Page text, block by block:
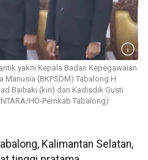
yakni Kepala Badan Kepegawaian
Manusia (BKPSDM) Tabalong H
Baihaki (kiri) dan Kadisdik Gusti
HO-Pemkab Tabalong)
Kalimantan Selatan,